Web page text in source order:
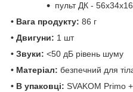
пульт ДК -
• Вага продукту: 86 г
• Двигуни: 1 шт
• Звуки: <50 дБ рівень шуму
• Матеріал: безпечний для
• В упаковці: SVAKOM Primo